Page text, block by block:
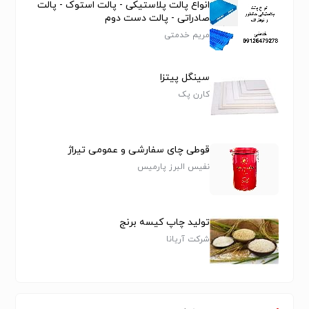
انواع پالت پلاستیکی - پالت استوک - پالت
صادراتی - پالت دست دوم
مریم خدمتی
سینگل پیتزا
کارن پک
قوطی چای سفارشی و عمومی تیراژ
نفیس البرز پارمیس
تولید چاپ کیسه برنج
شرکت آریانا